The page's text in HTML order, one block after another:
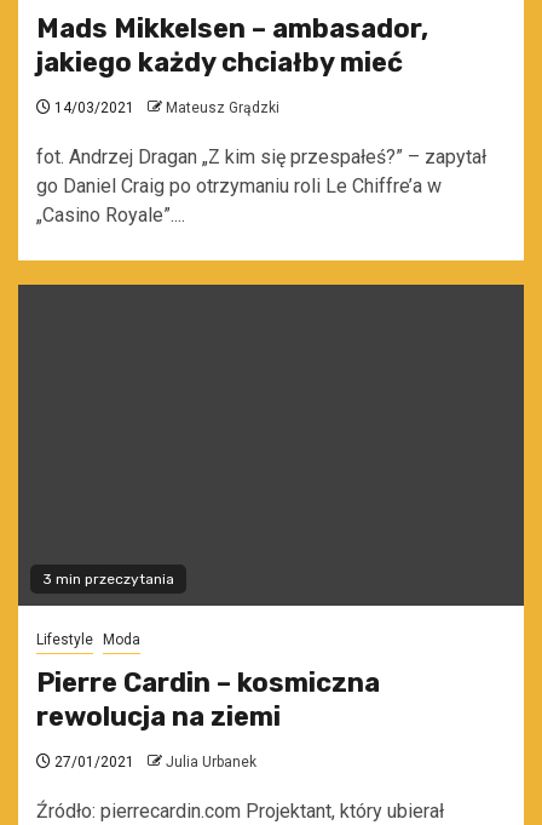
Mads Mikkelsen – ambasador,
jakiego każdy chciałby mieć
14/03/2021 Mateusz Grądzki
fot. Andrzej Dragan „Z kim się przespałeś?” – zapytał
go Daniel Craig po otrzymaniu roli Le Chiffre’a w
„Casino Royale”....
3 min przeczytania
Lifestyle Moda
Pierre Cardin – kosmiczna
rewolucja na ziemi
27/01/2021 Julia Urbanek
Źródło: pierrecardin.com Projektant, który ubierał